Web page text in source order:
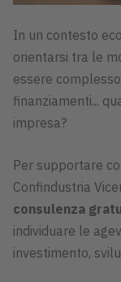
In un contesto
orientarsi tra le
essere
finanziamenti...
impresa?
Per supportare
Confindustria
consulenza
individuare le
investimento,